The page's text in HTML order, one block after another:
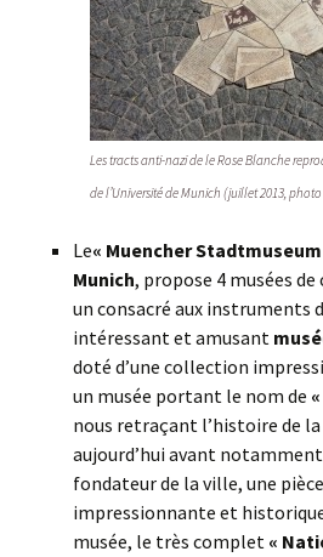
Les tracts anti-nazi de le Rose Blanche
de l’Université de Munich (juillet 2013,
Le« Muencher Stadtmuseum
Munich, propose 4 musées
un consacré aux instruments
intéressant et amusant
doté d’une collection
un musée portant le nom de
nous retraçant l’histoire de
aujourd’hui avant
fondateur de la ville, une
impressionnante et
musée, le très complet «